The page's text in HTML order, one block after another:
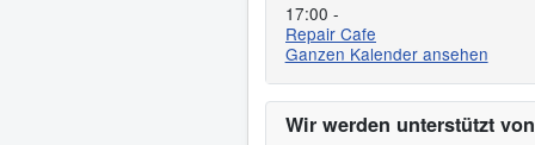
17:00 -
Repair Cafe
Ganzen Kalender ansehen
Wir werden unterstützt